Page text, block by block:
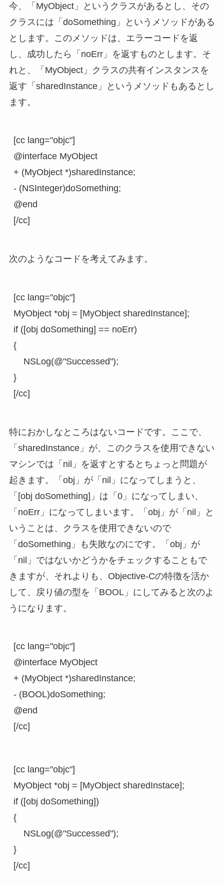
今、「MyObject」というクラスがあるとし、その
クラスには「doSomething」というメソッドがある
とします。このメソッドは、エラーコードを返
し、成功したら「noErr」を返すものとします。そ
れと、「MyObject」クラスの共有インスタンスを
返す「sharedInstance」というメソッドもあるとし
ます。
[cc lang="objc"]
@interface MyObject
+ (MyObject *)sharedInstance;
- (NSInteger)doSomething;
@end
[/cc]
次のようなコードを考えてみます。
[cc lang="objc"]
MyObject *obj = [MyObject sharedInstance];
if ([obj doSomething] == noErr)
{
    NSLog(@"Successed");
}
[/cc]
特におかしなところはないコードです。ここで、
「sharedInstance」が、このクラスを使用できない
マシンでは「nil」を返すとするとちょっと問題が
起きます。「obj」が「nil」になってしまうと、
「[obj doSomething]」は「0」になってしまい、
「noErr」になってしまいます。「obj」が「nil」と
いうことは、クラスを使用できないので
「doSomething」も失敗なのにです。「obj」が
「nil」ではないかどうかをチェックすることもで
きますが、それよりも、Objective-Cの特徴を活か
して、戻り値の型を「BOOL」にしてみると次のよ
うになります。
[cc lang="objc"]
@interface MyObject
+ (MyObject *)sharedInstance;
- (BOOL)doSomething;
@end
[/cc]
[cc lang="objc"]
MyObject *obj = [MyObject sharedInstace];
if ([obj doSomething])
{
    NSLog(@"Successed");
}
[/cc]